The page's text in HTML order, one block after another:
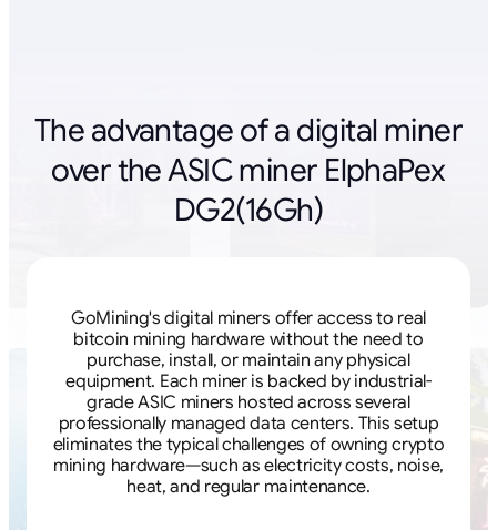
The advantage of a digital miner
over the ASIC miner ElphaPex
DG2(16Gh)
GoMining's digital miners offer access to real
bitcoin mining hardware without the need to
purchase, install, or maintain any physical
equipment. Each miner is backed by industrial-
grade ASIC miners hosted across several
professionally managed data centers. This setup
eliminates the typical challenges of owning crypto
mining hardware—such as electricity costs, noise,
heat, and regular maintenance.